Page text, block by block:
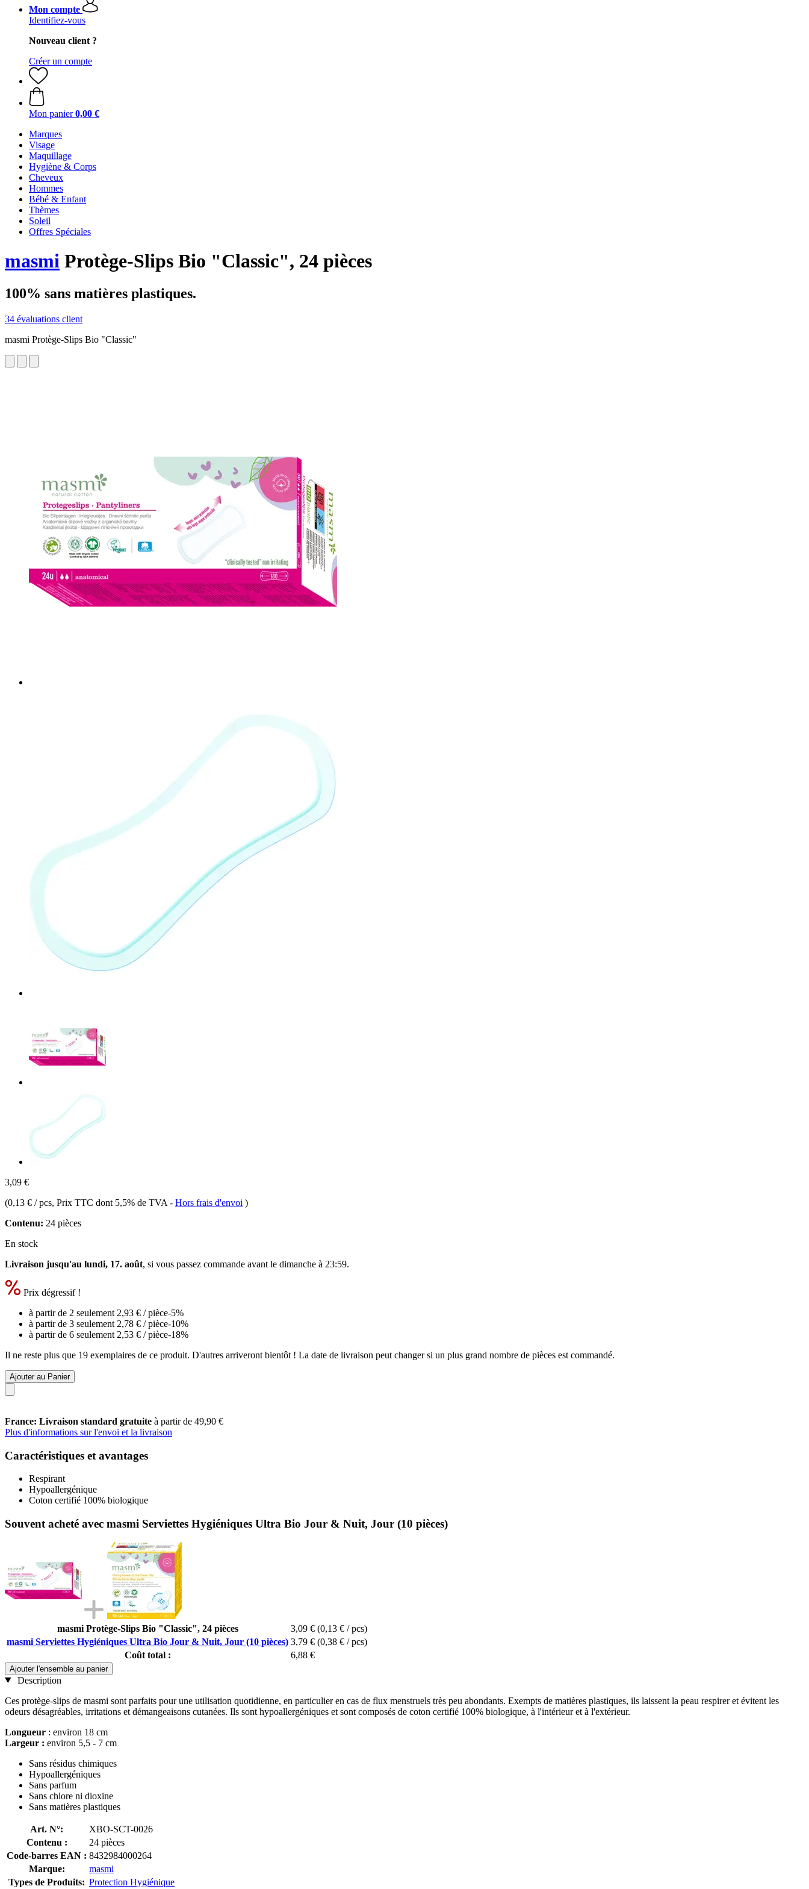
Mon compte
Identifiez-vous
Nouveau client ?
Créer un compte
Mon panier 0,00 €
Marques
Visage
Maquillage
Hygiène & Corps
Cheveux
Hommes
Bébé & Enfant
Thèmes
Soleil
Offres Spéciales
masmi Protège-Slips Bio "Classic", 24 pièces
100% sans matières plastiques.
34 évaluations client
masmi Protège-Slips Bio "Classic"
3,09 €
(0,13 € / pcs, Prix TTC dont 5,5% de TVA - Hors frais d'envoi )
Contenu: 24 pièces
En stock
Livraison jusqu'au lundi, 17. août, si vous passez commande avant le dimanche à 23:59.
Prix dégressif !
à partir de 2 seulement 2,93 € / pièce-5%
à partir de 3 seulement 2,78 € / pièce-10%
à partir de 6 seulement 2,53 € / pièce-18%
Il ne reste plus que 19 exemplaires de ce produit. D'autres arriveront bientôt ! La date de livraison peut changer si un plus grand nombre de pièces est commandé.
Ajouter au Panier
France: Livraison standard gratuite à partir de 49,90 €
Plus d'informations sur l'envoi et la livraison
Caractéristiques et avantages
Respirant
Hypoallergénique
Coton certifié 100% biologique
Souvent acheté avec masmi Serviettes Hygiéniques Ultra Bio Jour & Nuit, Jour (10 pièces)
masmi Protège-Slips Bio "Classic", 24 pièces 3,09 € (0,13 € / pcs)
masmi Serviettes Hygiéniques Ultra Bio Jour & Nuit, Jour (10 pièces) 3,79 € (0,38 € / pcs)
Coût total :
6,88 €
Ajouter l'ensemble au panier
Description
Ces protège-slips de masmi sont parfaits pour une utilisation quotidienne, en particulier en cas de flux menstruels très peu abondants. Exempts de matières plastiques, ils laissent la peau respirer et évitent les
odeurs désagréables, irritations et démangeaisons cutanées. Ils sont hypoallergéniques et sont composés de coton certifié 100% biologique, à l'intérieur et à l'extérieur.
Longueur : environ 18 cm
Largeur : environ 5,5 - 7 cm
Sans résidus chimiques
Hypoallergéniques
Sans parfum
Sans chlore ni dioxine
Sans matières plastiques
Art. N°:
XBO-SCT-0026
Contenu :
24 pièces
Code-barres EAN : 8432984000264
Marque:
masmi
Types de Produits: Protection Hygiénique